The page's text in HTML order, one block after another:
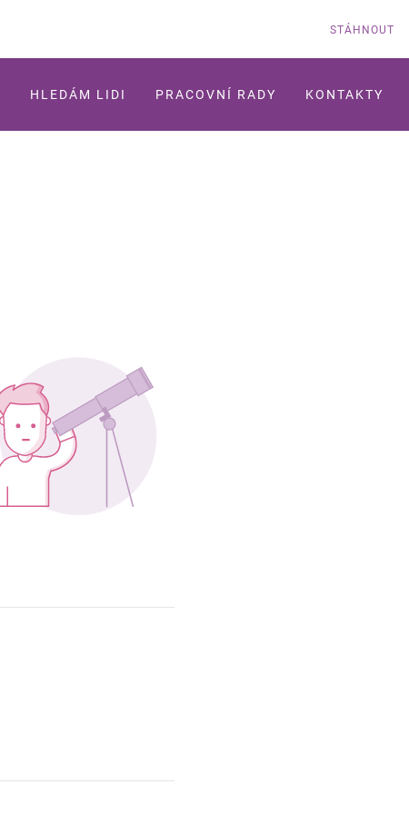
STÁHNOUT
HLEDÁM LIDI PRACOVNÍ RADY KONTAKTY